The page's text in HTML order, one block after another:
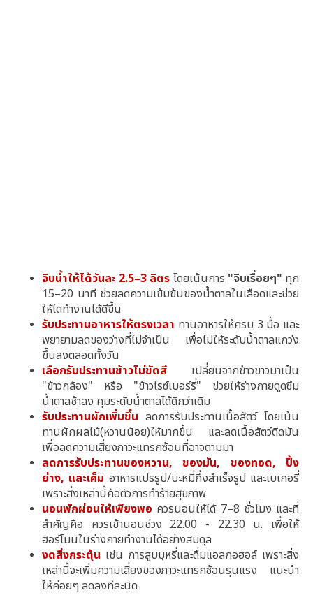
จิบน้ำให้ได้วันละ 2.5–3 ลิตร โดยเน้นการ "จิบเรื่อยๆ" ทุก
15–20 นาที ช่วยลดความเข้มข้นของน้ำตาลในเลือดและช่วย
ให้ไตทำงานได้ดีขึ้น
รับประทานอาหารให้ตรงเวลา ทานอาหารให้ครบ 3 มื้อ และ
พยายามลดของว่างที่ไม่จำเป็น เพื่อไม่ให้ระดับน้ำตาลแกว่ง
ขึ้นลงตลอดทั้งวัน
เลือกรับประทานข้าวไม่ขัดสี เปลี่ยนจากข้าวขาวมาเป็น
"ข้าวกล้อง" หรือ "ข้าวไรซ์เบอร์รี่" ช่วยให้ร่างกายดูดซึม
น้ำตาลช้าลง คุมระดับน้ำตาลได้ดีกว่าเดิม
รับประทานผักเพิ่มขึ้น ลดการรับประทานเนื้อสัตว์ โดยเน้น
ทานผักผลไม้(หวานน้อย)ให้มากขึ้น และลดเนื้อสัตว์ติดมัน
เพื่อลดความเสี่ยงภาวะแทรกซ้อนที่อาจตามมา
ลดการรับประทานของหวาน, ของมัน, ของทอด, ปิ้ง
ย่าง, และเค็ม อาหารแปรรูป/บะหมี่กึ่งสำเร็จรูป และเบเกอรี่
เพราะสิ่งเหล่านี้คือตัวการทำร้ายสุขภาพ
นอนพักผ่อนให้เพียงพอ ควรนอนให้ได้ 7–8 ชั่วโมง และที่
สำคัญคือ ควรเข้านอนช่วง 22.00 - 22.30 น. เพื่อให้
ฮอร์โมนในร่างกายทำงานได้อย่างสมดุล
งดสิ่งกระตุ้น เช่น การสูบบุหรี่และดื่มแอลกอฮอล์ เพราะสิ่ง
เหล่านี้จะเพิ่มความเสี่ยงของภาวะแทรกซ้อนรุนแรง แนะนำ
ให้ค่อยๆ ลดลงทีละนิด